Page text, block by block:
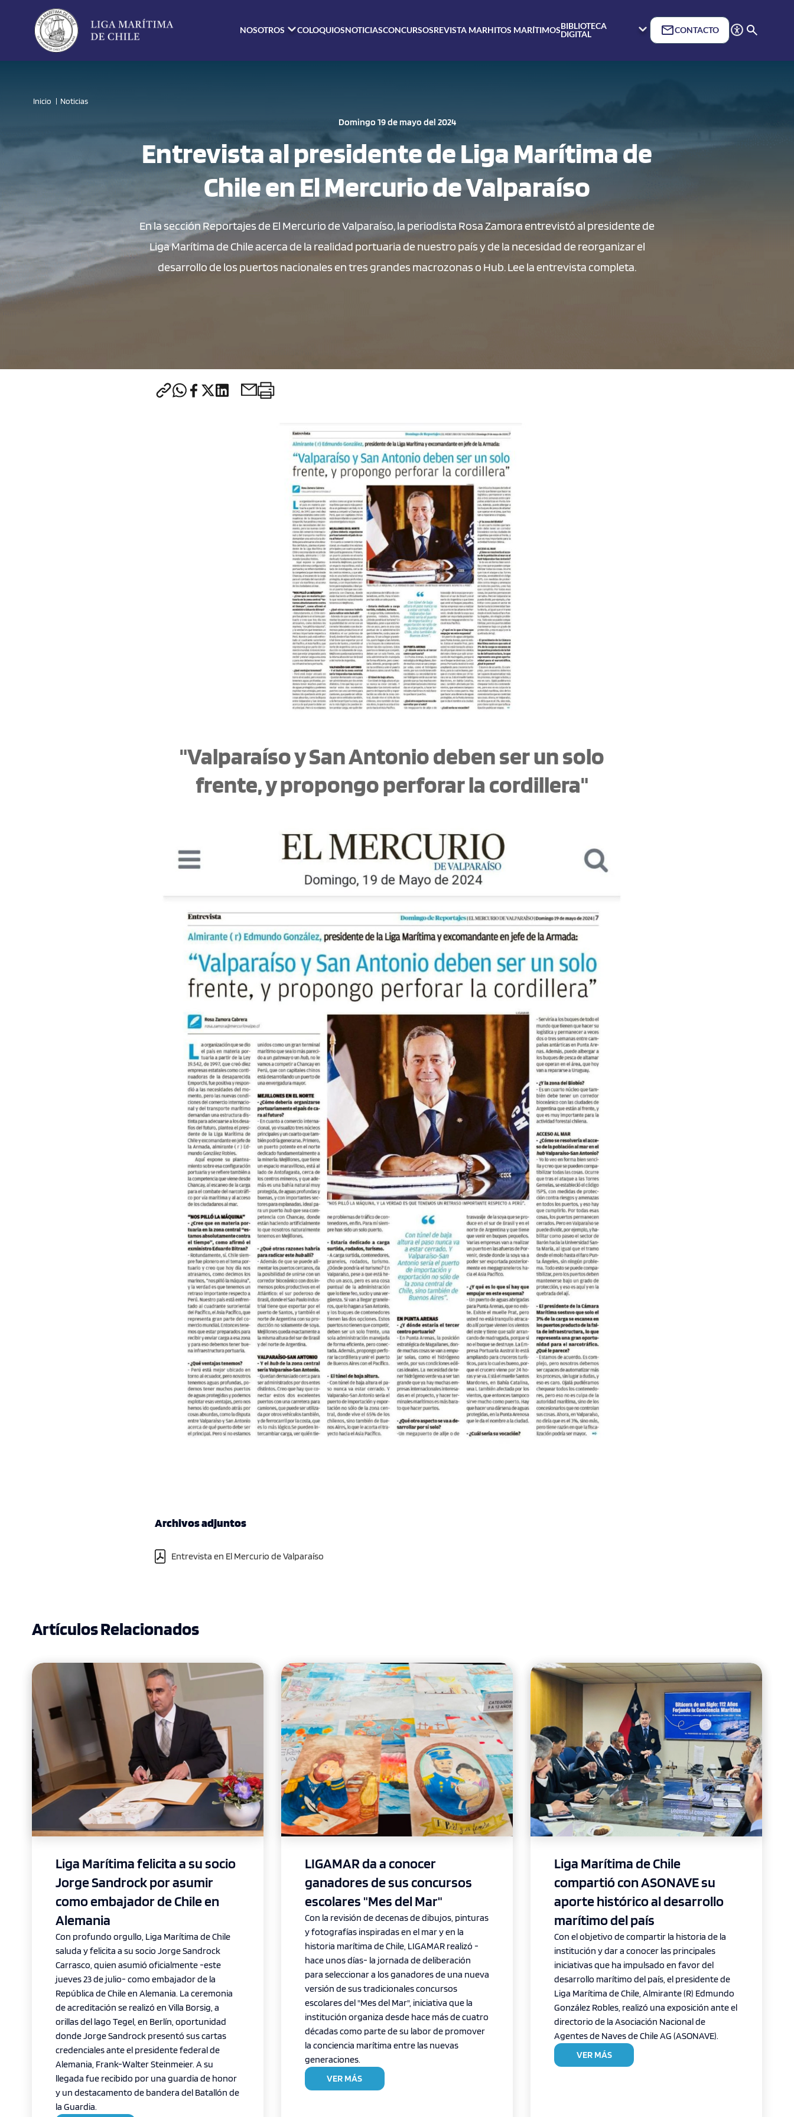
NOSOTROS COLOQUIOSNOTICIASCONCURSOSREVISTA MARHITOS MARÍTIMOSBIBLIOTECA
DIGITAL
CONTACTO
Inicio Noticias
Domingo 19 de mayo del 2024
Entrevista al presidente de Liga Marítima de
Chile en El Mercurio de Valparaíso
En la sección Reportajes de El Mercurio de Valparaíso, la periodista Rosa Zamora entrevistó al presidente de
Liga Marítima de Chile acerca de la realidad portuaria de nuestro país y de la necesidad de reorganizar el
desarrollo de los puertos nacionales en tres grandes macrozonas o Hub. Lee la entrevista completa.
"Valparaíso y San Antonio deben ser un solo
frente, y propongo perforar la cordillera"
Archivos adjuntos
Entrevista en El Mercurio de Valparaíso
Artículos Relacionados
Liga Marítima felicita a su socio
Jorge Sandrock por asumir
como embajador de Chile en
Alemania
Con profundo orgullo, Liga Marítima de Chile
saluda y felicita a su socio Jorge Sandrock
Carrasco, quien asumió oficialmente -este
jueves 23 de julio- como embajador de la
República de Chile en Alemania. La ceremonia
de acreditación se realizó en Villa Borsig, a
orillas del lago Tegel, en Berlín, oportunidad
donde Jorge Sandrock presentó sus cartas
credenciales ante el presidente federal de
Alemania, Frank-Walter Steinmeier. A su
llegada fue recibido por una guardia de honor
y un destacamento de bandera del Batallón de
la Guardia.
LIGAMAR da a conocer
ganadores de sus concursos
escolares "Mes del Mar"
Con la revisión de decenas de dibujos, pinturas
y fotografías inspiradas en el mar y en la
historia marítima de Chile, LIGAMAR realizó -
hace unos días- la jornada de deliberación
para seleccionar a los ganadores de una nueva
versión de sus tradicionales concursos
escolares del "Mes del Mar", iniciativa que la
institución organiza desde hace más de cuatro
décadas como parte de su labor de promover
la conciencia marítima entre las nuevas
generaciones.
VER MÁS
Liga Marítima de Chile
compartió con ASONAVE su
aporte histórico al desarrollo
marítimo del país
Con el objetivo de compartir la historia de la
institución y dar a conocer las principales
iniciativas que ha impulsado en favor del
desarrollo marítimo del país, el presidente de
Liga Marítima de Chile, Almirante (R) Edmundo
González Robles, realizó una exposición ante el
directorio de la Asociación Nacional de
Agentes de Naves de Chile AG (ASONAVE).
VER MÁS